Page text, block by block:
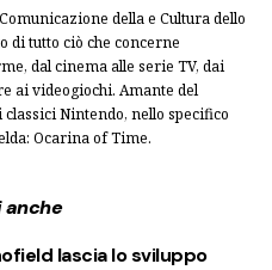
della e Cultura dello
di tutto ciò che concerne
dal cinema alle serie TV, dai
ai videogiochi. Amante del
Nintendo, nello specifico
Ocarina of Time.
lascia lo sviluppo